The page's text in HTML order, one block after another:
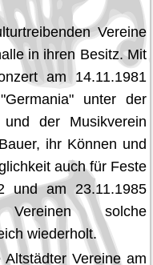
Vereine
in ihren Besitz. Mit
am 14.11.1981
unter der
der Musikverein
ihr Können und
auch für Feste
und am 23.11.1985
solche
wiederholt.
Vereine am